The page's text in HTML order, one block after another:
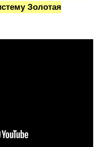
Золотая